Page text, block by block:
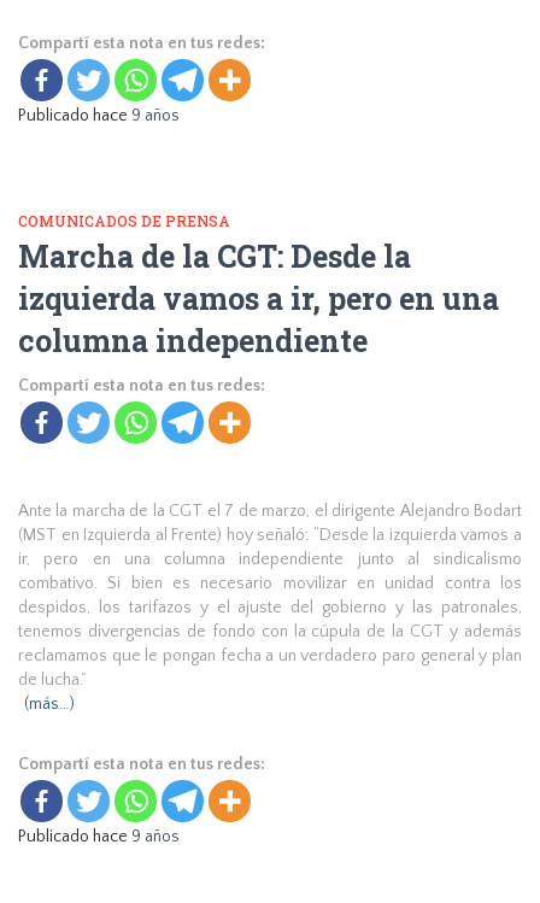
Compartí esta nota en tus redes:
Publicado hace 9 años
COMUNICADOS DE PRENSA
Marcha de la CGT: Desde la
izquierda vamos a ir, pero en una
columna independiente
Compartí esta nota en tus redes:
Ante la marcha de la CGT el 7 de marzo, el dirigente Alejandro Bodart
(MST en Izquierda al Frente) hoy señaló: “Desde la izquierda vamos a
ir, pero en una columna independiente junto al sindicalismo
combativo. Si bien es necesario movilizar en unidad contra los
despidos, los tarifazos y el ajuste del gobierno y las patronales,
tenemos divergencias de fondo con la cúpula de la CGT y además
reclamamos que le pongan fecha a un verdadero paro general y plan
de lucha.”
(más…)
Compartí esta nota en tus redes:
Publicado hace 9 años